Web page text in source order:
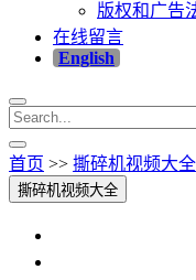
版权和广告
在线留言
English
首页 >> 撕碎机视频大全
撕碎机视频大全